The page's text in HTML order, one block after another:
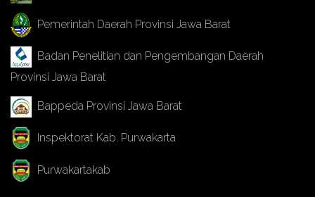
Pemerintah Daerah Provinsi Jawa Barat
Badan Penelitian dan Pengembangan Daerah
Provinsi Jawa Barat
Bappeda Provinsi Jawa Barat
Inspektorat Kab. Purwakarta
Purwakartakab